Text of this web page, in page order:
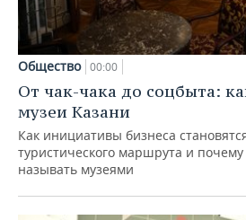
Общество 00:00
От чак-чака до соцбыта:
музеи Казани
Как инициативы бизнеса
туристического маршрута и
называть музеями